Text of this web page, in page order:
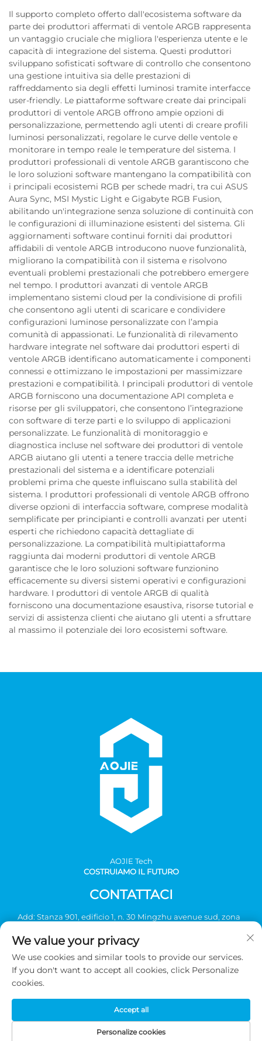
Il supporto completo offerto dall'ecosistema software da
parte dei produttori affermati di ventole ARGB rappresenta
un vantaggio cruciale che migliora l'esperienza utente e le
capacità di integrazione del sistema. Questi produttori
sviluppano sofisticati software di controllo che consentono
una gestione intuitiva sia delle prestazioni di
raffreddamento sia degli effetti luminosi tramite interfacce
user-friendly. Le piattaforme software create dai principali
produttori di ventole ARGB offrono ampie opzioni di
personalizzazione, permettendo agli utenti di creare profili
luminosi personalizzati, regolare le curve delle ventole e
monitorare in tempo reale le temperature del sistema. I
produttori professionali di ventole ARGB garantiscono che
le loro soluzioni software mantengano la compatibilità con
i principali ecosistemi RGB per schede madri, tra cui ASUS
Aura Sync, MSI Mystic Light e Gigabyte RGB Fusion,
abilitando un'integrazione senza soluzione di continuità con
le configurazioni di illuminazione esistenti del sistema. Gli
aggiornamenti software continui forniti dai produttori
affidabili di ventole ARGB introducono nuove funzionalità,
migliorano la compatibilità con il sistema e risolvono
eventuali problemi prestazionali che potrebbero emergere
nel tempo. I produttori avanzati di ventole ARGB
implementano sistemi cloud per la condivisione di profili
che consentono agli utenti di scaricare e condividere
configurazioni luminose personalizzate con l’ampia
comunità di appassionati. Le funzionalità di rilevamento
hardware integrate nel software dai produttori esperti di
ventole ARGB identificano automaticamente i componenti
connessi e ottimizzano le impostazioni per massimizzare
prestazioni e compatibilità. I principali produttori di ventole
ARGB forniscono una documentazione API completa e
risorse per gli sviluppatori, che consentono l’integrazione
con software di terze parti e lo sviluppo di applicazioni
personalizzate. Le funzionalità di monitoraggio e
diagnostica incluse nel software dei produttori di ventole
ARGB aiutano gli utenti a tenere traccia delle metriche
prestazionali del sistema e a identificare potenziali
problemi prima che queste influiscano sulla stabilità del
sistema. I produttori professionali di ventole ARGB offrono
diverse opzioni di interfaccia software, comprese modalità
semplificate per principianti e controlli avanzati per utenti
esperti che richiedono capacità dettagliate di
personalizzazione. La compatibilità multipiattaforma
raggiunta dai moderni produttori di ventole ARGB
garantisce che le loro soluzioni software funzionino
efficacemente su diversi sistemi operativi e configurazioni
hardware. I produttori di ventole ARGB di qualità
forniscono una documentazione esaustiva, risorse tutorial e
servizi di assistenza clienti che aiutano gli utenti a sfruttare
al massimo il potenziale dei loro ecosistemi software.
AOJlE Tech
COSTRUIAMO IL FUTURO
CONTATTACI
Add: Stanza 901, edificio 1, n. 30 Mingzhu avenue sud, zona
Cina
Tel:+86-2036031688 Ext 8048
E-mail:
Diritti d'autore © 2026 Guangzhou AOJIE Science & Technology
co., Ltd. Tutti i diritti riservati -Informativa sulla privacy
We value your privacy
We use cookies and similar tools to provide our services.
If you don't want to accept all cookies, click Personalize
cookies.
Personalize cookies
Accept all